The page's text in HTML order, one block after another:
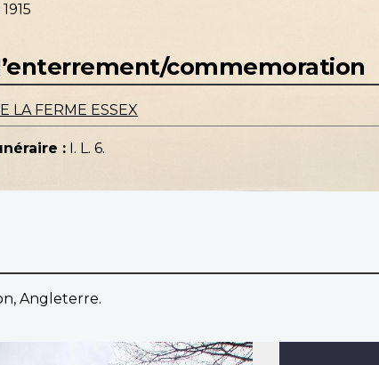
commemoration
LA FERME ESSEX
: I. L. 6.
Angleterre.